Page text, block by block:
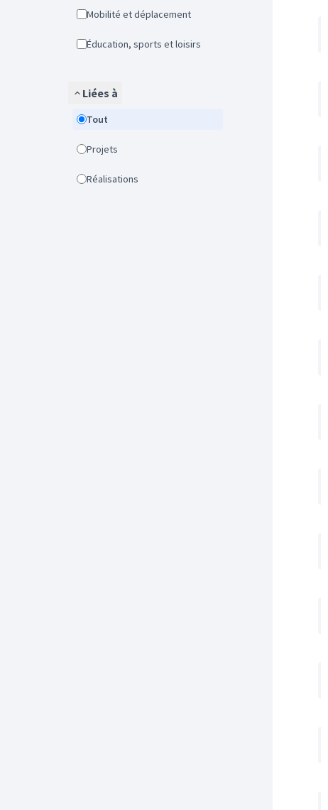
Mobilité et déplacement
Éducation, sports et loisirs
Liées à
Tout
Projets
Réalisations